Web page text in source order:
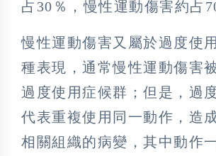
占30％，慢性運動傷害約占
慢性運動傷害又屬於過度使
種表現，通常慢性運動傷害
過度使用症候群；但是，過
代表重複使用同一動作，造
相關組織的病變，其中動作